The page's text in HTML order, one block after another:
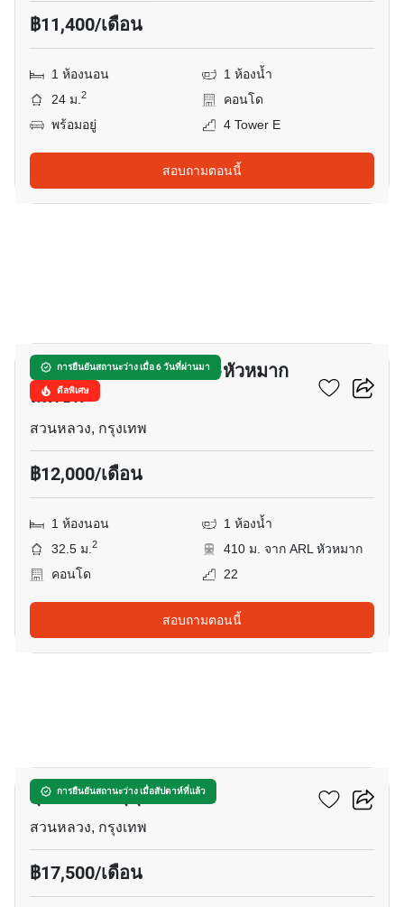
฿11,400/เดือน
1 ห้องนอน
1 ห้องน้ำ
24 ม.2
คอนโด
พร้อมอยู่
4 Tower E
สอบถามตอนนี้
การยืนยันสถานะว่าง เมื่อ 6 วันที่ผ่านมา
ดีลพิเศษ
ลุมพินี เพลส ศรีนครินทร์-หัวหมาก
สเตชั่น
สวนหลวง, กรุงเทพ
฿12,000/เดือน
1 ห้องนอน
1 ห้องน้ำ
32.5 ม.2
410 ม. จาก ARL หัวหมาก
คอนโด
22
สอบถามตอนนี้
การยืนยันสถานะว่าง เมื่อสัปดาห์ที่แล้ว
ลุมพินี วิลล์ สุขุมวิท 77
สวนหลวง, กรุงเทพ
฿17,500/เดือน